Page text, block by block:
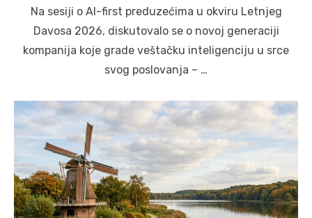
Na sesiji o AI-first preduzećima u okviru Letnjeg
Davosa 2026, diskutovalo se o novoj generaciji
kompanija koje grade veštačku inteligenciju u srce
svog poslovanja – …